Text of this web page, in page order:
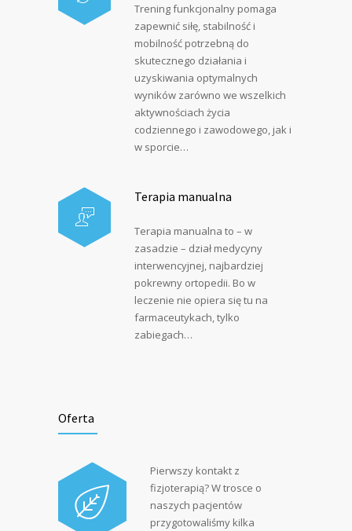
Trening funkcjonalny pomaga
zapewnić siłę, stabilność i
mobilność potrzebną do
skutecznego działania i
uzyskiwania optymalnych
wyników zarówno we wszelkich
aktywnościach życia
codziennego i zawodowego, jak i
w sporcie…
Terapia manualna
Terapia manualna to – w
zasadzie – dział medycyny
interwencyjnej, najbardziej
pokrewny ortopedii. Bo w
leczenie nie opiera się tu na
farmaceutykach, tylko
zabiegach…
Oferta
Pierwszy kontakt z
fizjoterapią? W trosce o
naszych pacjentów
przygotowaliśmy kilka